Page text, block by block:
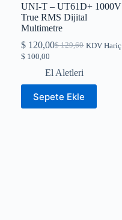
UNI-T – UT61D+ 1000V
True RMS Dijital
Multimetre
$129,60
Orijinal
$ 129,60.
$ 120,00Şu
fiyat:
$ 120,00.
KDV Hariç
$ 100,00
El Aletleri
Sepete Ekle